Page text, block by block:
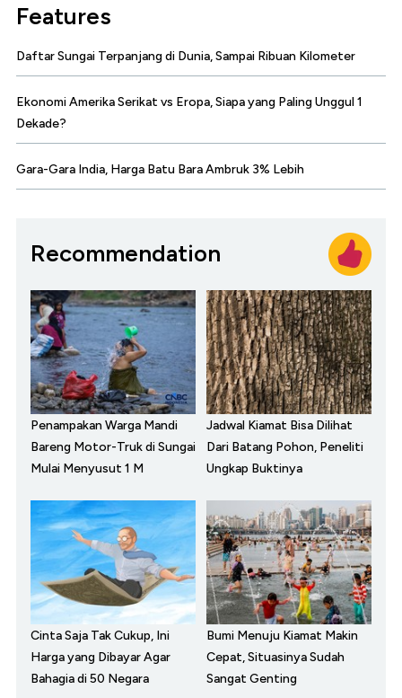
Features
Daftar Sungai Terpanjang di Dunia, Sampai Ribuan Kilometer
Ekonomi Amerika Serikat vs Eropa, Siapa yang Paling Unggul 1
Dekade?
Gara-Gara India, Harga Batu Bara Ambruk 3% Lebih
Recommendation
Penampakan Warga Mandi
Bareng Motor-Truk di Sungai
Mulai Menyusut 1 M
Jadwal Kiamat Bisa Dilihat
Dari Batang Pohon, Peneliti
Ungkap Buktinya
Cinta Saja Tak Cukup, Ini
Harga yang Dibayar Agar
Bahagia di 50 Negara
Bumi Menuju Kiamat Makin
Cepat, Situasinya Sudah
Sangat Genting